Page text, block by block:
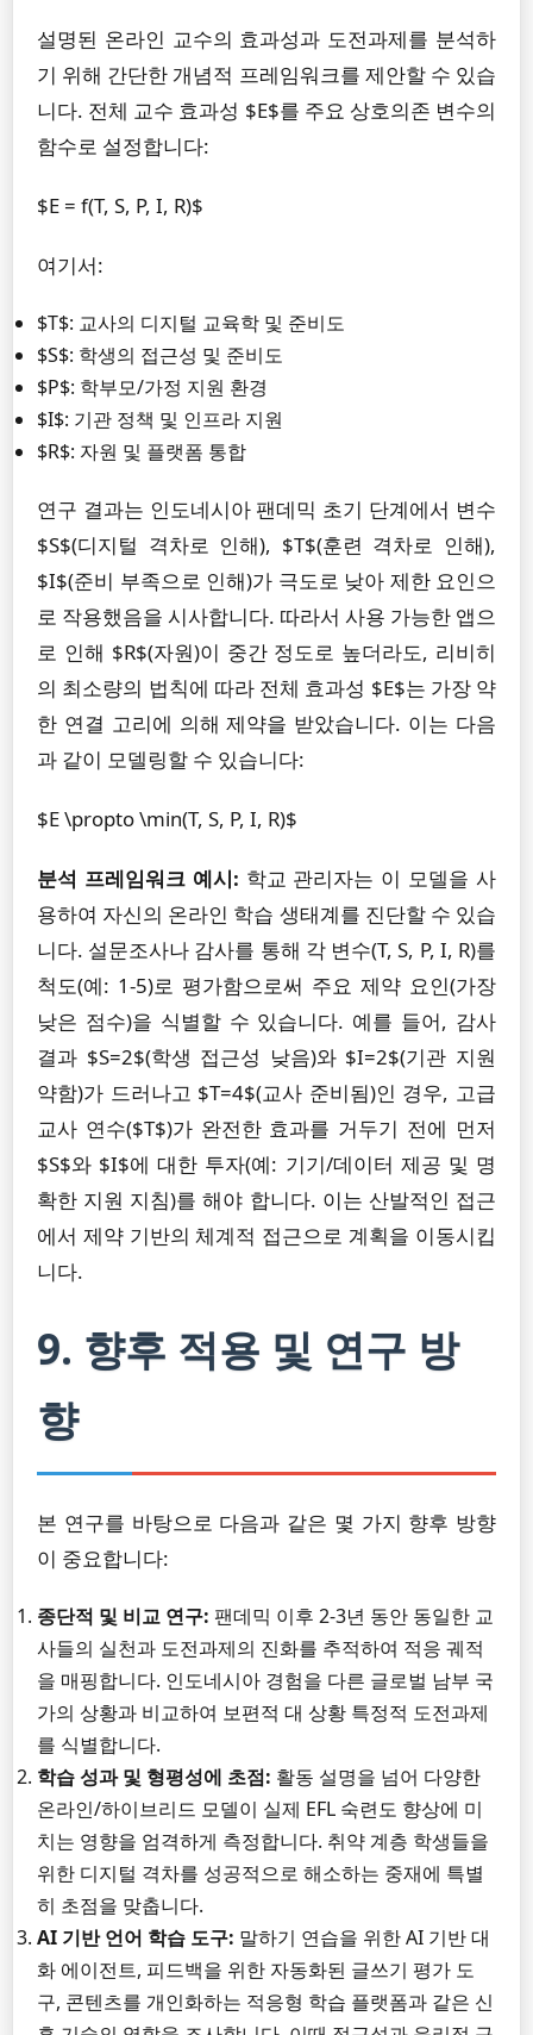
설명된 온라인 교수의 효과성과 도전과제를 분석하
기 위해 간단한 개념적 프레임워크를 제안할 수 있습
니다. 전체 교수 효과성 $E$를 주요 상호의존 변수의
함수로 설정합니다:
$E = f(T, S, P, I, R)$
여기서:
$T$: 교사의 디지털 교육학 및 준비도
$S$: 학생의 접근성 및 준비도
$P$: 학부모/가정 지원 환경
$I$: 기관 정책 및 인프라 지원
$R$: 자원 및 플랫폼 통합
연구 결과는 인도네시아 팬데믹 초기 단계에서 변수
$S$(디지털 격차로 인해), $T$(훈련 격차로 인해),
$I$(준비 부족으로 인해)가 극도로 낮아 제한 요인으
로 작용했음을 시사합니다. 따라서 사용 가능한 앱으
로 인해 $R$(자원)이 중간 정도로 높더라도, 리비히
의 최소량의 법칙에 따라 전체 효과성 $E$는 가장 약
한 연결 고리에 의해 제약을 받았습니다. 이는 다음
과 같이 모델링할 수 있습니다:
$E \propto \min(T, S, P, I, R)$
분석 프레임워크 예시: 학교 관리자는 이 모델을 사
용하여 자신의 온라인 학습 생태계를 진단할 수 있습
니다. 설문조사나 감사를 통해 각 변수(T, S, P, I, R)를
척도(예: 1-5)로 평가함으로써 주요 제약 요인(가장
낮은 점수)을 식별할 수 있습니다. 예를 들어, 감사
결과 $S=2$(학생 접근성 낮음)와 $I=2$(기관 지원
약함)가 드러나고 $T=4$(교사 준비됨)인 경우, 고급
교사 연수($T$)가 완전한 효과를 거두기 전에 먼저
$S$와 $I$에 대한 투자(예: 기기/데이터 제공 및 명
확한 지원 지침)를 해야 합니다. 이는 산발적인 접근
에서 제약 기반의 체계적 접근으로 계획을 이동시킵
니다.
9. 향후 적용 및 연구 방
향
본 연구를 바탕으로 다음과 같은 몇 가지 향후 방향
이 중요합니다:
종단적 및 비교 연구: 팬데믹 이후 2-3년 동안 동일한 교
사들의 실천과 도전과제의 진화를 추적하여 적응 궤적
을 매핑합니다. 인도네시아 경험을 다른 글로벌 남부 국
가의 상황과 비교하여 보편적 대 상황 특정적 도전과제
를 식별합니다.
학습 성과 및 형평성에 초점: 활동 설명을 넘어 다양한
온라인/하이브리드 모델이 실제 EFL 숙련도 향상에 미
치는 영향을 엄격하게 측정합니다. 취약 계층 학생들을
위한 디지털 격차를 성공적으로 해소하는 중재에 특별
히 초점을 맞춥니다.
AI 기반 언어 학습 도구: 말하기 연습을 위한 AI 기반 대
화 에이전트, 피드백을 위한 자동화된 글쓰기 평가 도
구, 콘텐츠를 개인화하는 적응형 학습 플랫폼과 같은 신